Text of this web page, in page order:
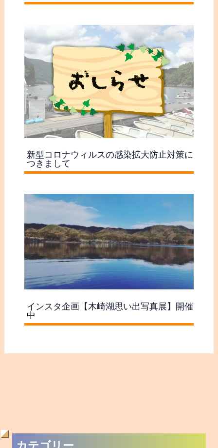
新型コロナウィルスの感染拡大防止対策に
つきまして
インスタ企画【木崎湖思い出写真展】開催
中
過